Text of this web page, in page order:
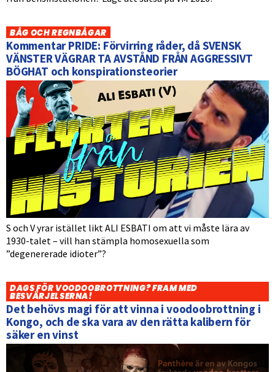
BÅG OCH REGNBÅGAR
Kommentar PRIDE: Förvirring råder, då SVENSK
VÄNSTER VÄGRAR TA AVSTÅND FRÅN AGGRESSIVT
BÖGHAT och konspirationsteorier
S och V yrar istället likt ALI ESBATI om att vi måste lära av
1930-talet – vill han stämpla homosexuella som
”degenererade idioter”?
DAGS FÖR VOODOOBROTTNING? FRAM MED
BESVÄRJELSERNA!
Det behövs magi för att vinna i voodoobrottning i
Kongo, och de ska vara av den rätta kalibern för
säker en vinst